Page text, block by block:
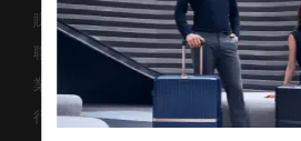
賺取「亞洲萬里通」條款
聯絡我們
業務諮詢
行李箱搜尋器